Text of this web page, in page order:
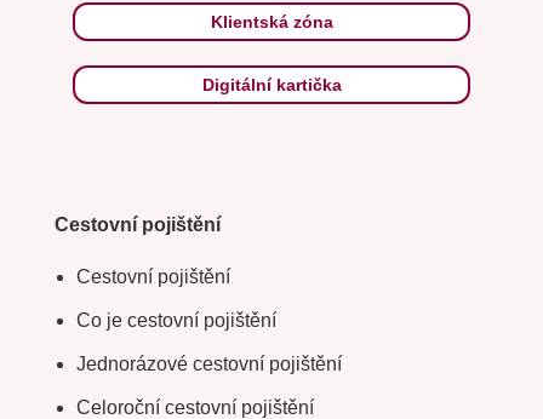
Klientská zóna
Digitální kartička
Cestovní pojištění
Cestovní pojištění
Co je cestovní pojištění
Jednorázové cestovní pojištění
Celoroční cestovní pojištění